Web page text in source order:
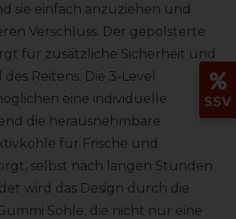
sie einfach anzuziehen und
Verschluss. Der gepolsterte
für zusätzliche Sicherheit und
Reitens. Die 3-Level
eine individuelle
die herausnehmbare
für Frische und
selbst nach langen Stunden
wird das Design durch die
Sohle, die nicht nur eine
SSV